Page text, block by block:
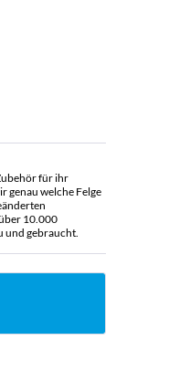
für ihr
genau welche Felge
10.000
und gebraucht.